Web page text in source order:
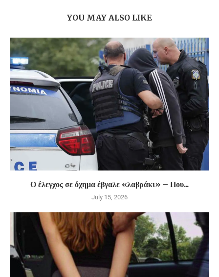
YOU MAY ALSO LIKE
Ο έλεγχος σε όχημα έβγαλε «λαβράκι» – Που...
July 15, 2026